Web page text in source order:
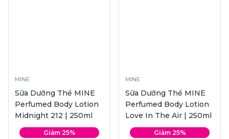
MINE
Sữa Dưỡng Thể MINE
Perfumed Body Lotion
Midnight 212 | 250ml
Giảm 25%
MINE
Sữa Dưỡng Thể MINE
Perfumed Body Lotion
Love In The Air | 250ml
Giảm 25%